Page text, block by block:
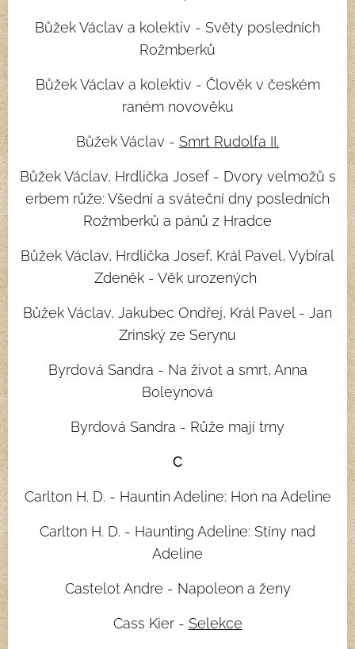
Bůžek Václav a kolektiv - Světy posledních
Rožmberků
Bůžek Václav a kolektiv - Člověk v českém
raném novověku
Bůžek Václav - Smrt Rudolfa II.
Bůžek Václav, Hrdlička Josef - Dvory velmožů s
erbem růže: Všední a sváteční dny posledních
Rožmberků a pánů z Hradce
Bůžek Václav, Hrdlička Josef, Král Pavel, Vybíral
Zdeněk - Věk urozených
Bůžek Václav, Jakubec Ondřej, Král Pavel - Jan
Zrinský ze Serynu
Byrdová Sandra - Na život a smrt, Anna
Boleynová
Byrdová Sandra - Růže mají trny
C
Carlton H. D. - Hauntin Adeline: Hon na Adeline
Carlton H. D. - Haunting Adeline: Stíny nad
Adeline
Castelot Andre - Napoleon a ženy
Cass Kier - Selekce